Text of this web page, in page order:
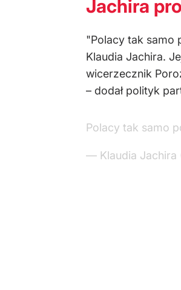
Jachira
"Polacy tak samo
Klaudia Jachira.
wicerzecznik
– dodał polityk
Polacy tak samo
— Klaudia Jachira